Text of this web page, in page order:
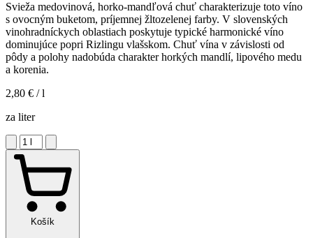
Svieža medovinová, horko-mandľová chuť charakterizuje toto víno
s ovocným buketom, príjemnej žltozelenej farby. V slovenských
vinohradníckych oblastiach poskytuje typické harmonické víno
dominujúce popri Rizlingu vlašskom. Chuť vína v závislosti od
pôdy a polohy nadobúda charakter horkých mandlí, lipového medu
a korenia.
2,80 € / l
za liter
Košík